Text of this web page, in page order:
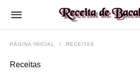
PÁGINA INICIAL RECEITAS
Receitas